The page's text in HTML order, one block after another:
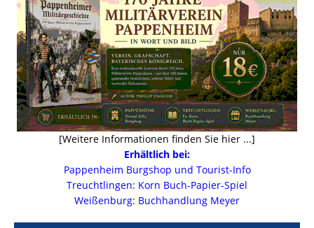
[Weitere Informationen finden Sie hier ...]
Erhältlich bei:
Pappenheim Burgshop und Tourist-Info
Treuchtlingen: Korn Buch-Papier-Spiel
Weißenburg: Buchhandlung Meyer